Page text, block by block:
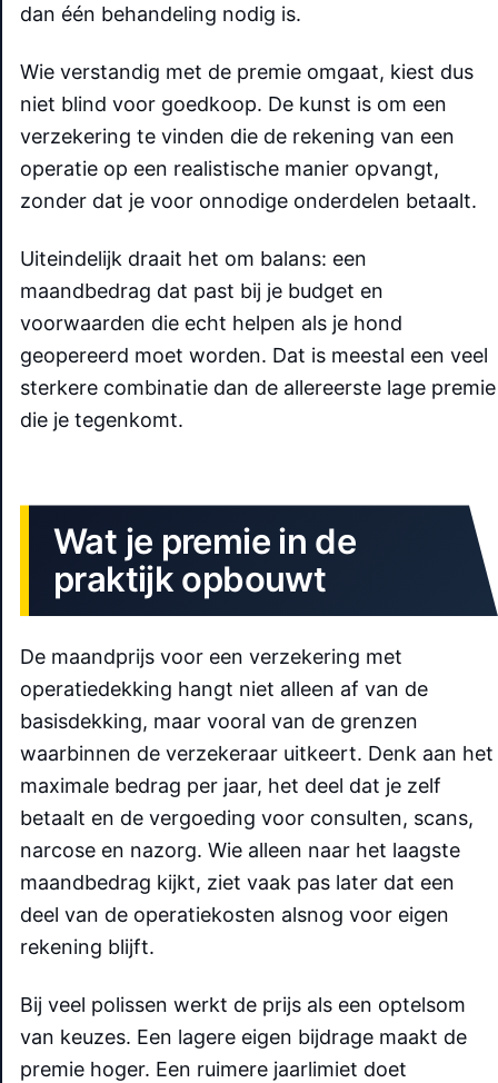
dan één behandeling nodig is.
Wie verstandig met de premie omgaat, kiest dus
niet blind voor goedkoop. De kunst is om een
verzekering te vinden die de rekening van een
operatie op een realistische manier opvangt,
zonder dat je voor onnodige onderdelen betaalt.
Uiteindelijk draait het om balans: een
maandbedrag dat past bij je budget en
voorwaarden die echt helpen als je hond
geopereerd moet worden. Dat is meestal een veel
sterkere combinatie dan de allereerste lage premie
die je tegenkomt.
Wat je premie in de
praktijk opbouwt
De maandprijs voor een verzekering met
operatiedekking hangt niet alleen af van de
basisdekking, maar vooral van de grenzen
waarbinnen de verzekeraar uitkeert. Denk aan het
maximale bedrag per jaar, het deel dat je zelf
betaalt en de vergoeding voor consulten, scans,
narcose en nazorg. Wie alleen naar het laagste
maandbedrag kijkt, ziet vaak pas later dat een
deel van de operatiekosten alsnog voor eigen
rekening blijft.
Bij veel polissen werkt de prijs als een optelsom
van keuzes. Een lagere eigen bijdrage maakt de
premie hoger. Een ruimere jaarlimiet doet